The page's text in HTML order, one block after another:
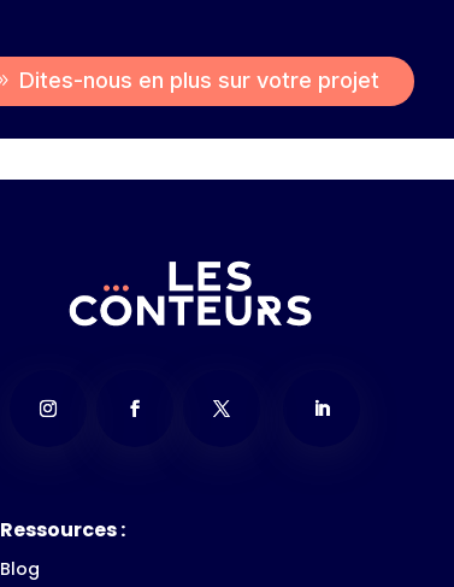
Dites-nous en plus sur votre projet
Ressources :
Blog